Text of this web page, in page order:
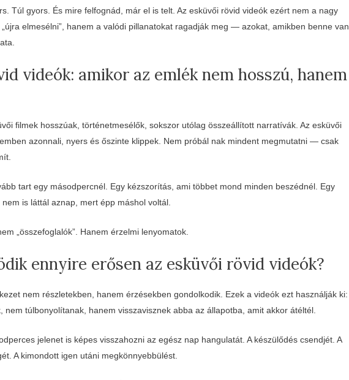
Túl gyors. És mire felfognád, már el is telt. Az esküvői rövid videók ezért nem a nagy
elmesélni”, hanem a valódi pillanatokat ragadják meg — azokat, amikben benne van
videók: amikor az emlék nem hosszú, hanem
filmek hosszúak, történetmesélők, sokszor utólag összeállított narratívák. Az esküvői
azonnali, nyers és őszinte klippek. Nem próbál nak mindent megmutatni — csak
tart egy másodpercnél. Egy kézszorítás, ami többet mond minden beszédnél. Egy
is láttál aznap, mert épp máshol voltál.
„összefoglalók”. Hanem érzelmi lenyomatok.
ennyire erősen az esküvői rövid videók?
nem részletekben, hanem érzésekben gondolkodik. Ezek a videók ezt használják ki:
nem túlbonyolítanak, hanem visszavisznek abba az állapotba, amit akkor átéltél.
jelenet is képes visszahozni az egész nap hangulatát. A készülődés csendjét. A
A kimondott igen utáni megkönnyebbülést.